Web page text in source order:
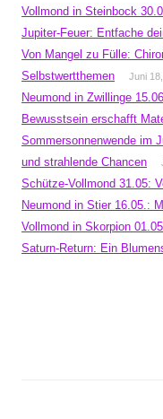
Vollmond in Steinbock
Jupiter-Feuer: Entfache
Von Mangel zu Fülle:
Selbstwertthemen
Juni
Neumond in Zwillinge
Bewusstsein erschafft
Sommersonnenwende im
und strahlende Chancen
Schütze-Vollmond 31.05:
Neumond in Stier 16.05.:
Vollmond in Skorpion
Saturn-Return: Ein